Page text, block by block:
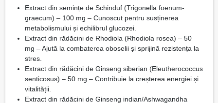
Extract din semințe de Schinduf (Trigonella foenum-
graecum) – 100 mg – Cunoscut pentru susținerea
metabolismului și echilibrul glucozei.
Extract din rădăcini de Rhodiola (Rhodiola rosea) – 50
mg – Ajută la combaterea oboselii și sprijină rezistența la
stres.
Extract din rădăcini de Ginseng siberian (Eleutherococcus
senticosus) – 50 mg – Contribuie la creșterea energiei și
vitalității.
Extract din rădăcini de Ginseng indian/Ashwagandha